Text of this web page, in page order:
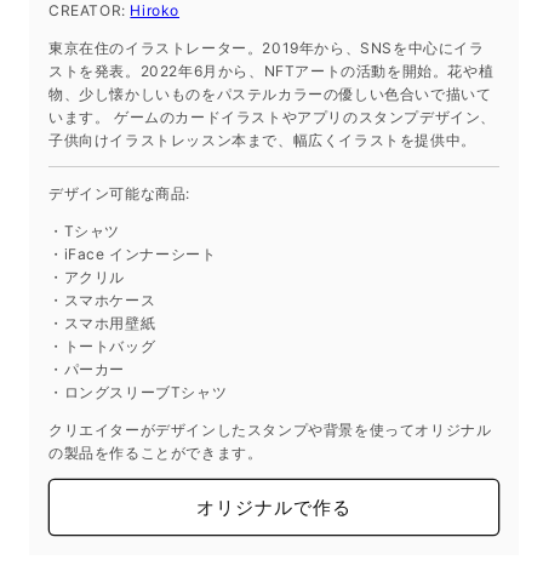
ッ
グ
L
サ
イ
ズ
の
量
を
減
ら
す
ッ
グ
L
サ
イ
の
CREATOR: Hiroko
東京在住のイラストレーター。2019年から、SNSを中心にイラ
ストを発表。2022年6月から、NFTアートの活動を開始。花や植
物、少し懐かしいものをパステルカラーの優しい色合いで描いて
います。 ゲームのカードイラストやアプリのスタンプデザイン、
子供向けイラストレッスン本まで、幅広くイラストを提供中。
デザイン可能な商品:
・Tシャツ
・iFace インナーシート
・アクリル
・スマホケース
・スマホ用壁紙
・トートバッグ
・パーカー
・ロングスリーブTシャツ
クリエイターがデザインしたスタンプや背景を使ってオリジナル
の製品を作ることができます。
オリジナルで作る